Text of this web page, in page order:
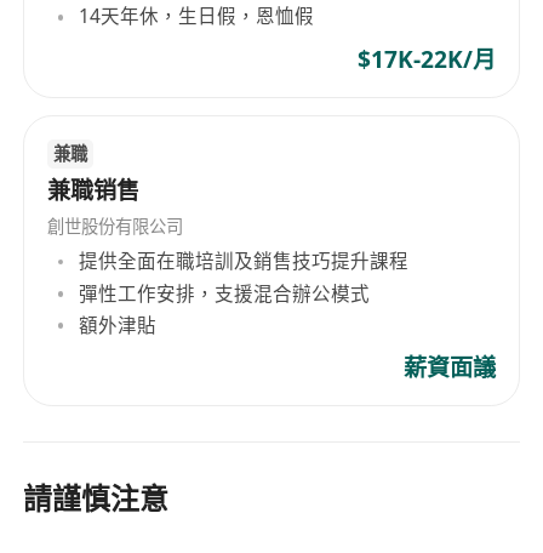
14天年休，生日假，恩恤假
$17K-22K/月
兼職
兼職销售
創世股份有限公司
提供全面在職培訓及銷售技巧提升課程
彈性工作安排，支援混合辦公模式
額外津貼
薪資面議
請謹慎注意